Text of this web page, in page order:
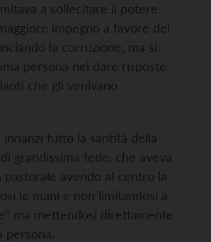
a sollecitare il potere
impegno a favore dei
la corruzione, ma si
persona nel dare risposte
che gli venivano
tutto la santità della
grandissima fede, che aveva
pastorale avendo al centro la
le mani e non limitandosi a
ma mettendosi direttamente
persona.